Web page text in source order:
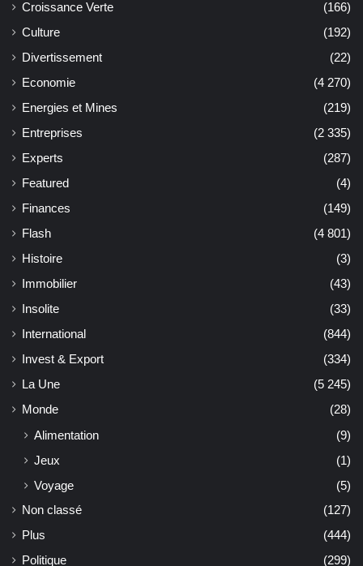
Croissance Verte
(166)
Culture
(192)
Divertissement
(22)
Economie
(4 270)
Energies et Mines
(219)
Entreprises
(2 335)
Experts
(287)
Featured
(4)
Finances
(149)
Flash
(4 801)
Histoire
(3)
Immobilier
(43)
Insolite
(33)
International
(844)
Invest & Export
(334)
La Une
(5 245)
Monde
(28)
Alimentation
(9)
Jeux
(1)
Voyage
(5)
Non classé
(127)
Plus
(444)
Politique
(299)